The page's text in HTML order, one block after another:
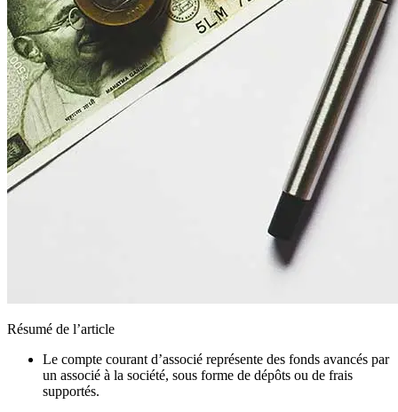
Résumé de l’article
Le compte courant d’associé représente des fonds avancés par
un associé à la société, sous forme de dépôts ou de frais
supportés.